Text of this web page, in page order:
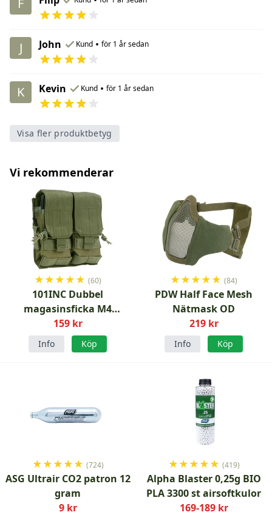
J John Kund • för 1 år sedan
K Kevin Kund • för 1 år sedan
Visa fler produktbetyg
Vi rekommenderar
★★★★★ (60)
101INC Dubbel
magasinsficka M4
konverterbar Grön
159 kr
Info Köp
★★★★★ (84)
PDW Half Face Mesh
Nätmask OD
219 kr
Info Köp
★★★★★ (724)
ASG Ultrair CO2 patron 12
gram
9 kr
★★★★★ (419)
Alpha Blaster 0,25g BIO
PLA 3300 st airsoftkulor
169-189 kr